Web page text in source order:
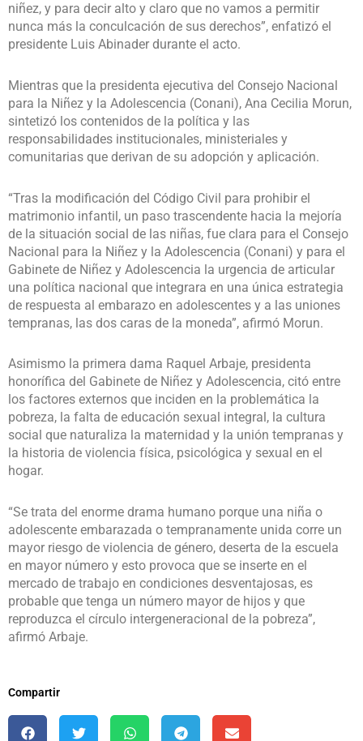
niñez, y para decir alto y claro que no vamos a permitir
nunca más la conculcación de sus derechos”, enfatizó el
presidente Luis Abinader durante el acto.
Mientras que la presidenta ejecutiva del Consejo Nacional
para la Niñez y la Adolescencia (Conani), Ana Cecilia Morun,
sintetizó los contenidos de la política y las
responsabilidades institucionales, ministeriales y
comunitarias que derivan de su adopción y aplicación.
“Tras la modificación del Código Civil para prohibir el
matrimonio infantil, un paso trascendente hacia la mejoría
de la situación social de las niñas, fue clara para el Consejo
Nacional para la Niñez y la Adolescencia (Conani) y para el
Gabinete de Niñez y Adolescencia la urgencia de articular
una política nacional que integrara en una única estrategia
de respuesta al embarazo en adolescentes y a las uniones
tempranas, las dos caras de la moneda”, afirmó Morun.
Asimismo la primera dama Raquel Arbaje, presidenta
honorífica del Gabinete de Niñez y Adolescencia, citó entre
los factores externos que inciden en la problemática la
pobreza, la falta de educación sexual integral, la cultura
social que naturaliza la maternidad y la unión tempranas y
la historia de violencia física, psicológica y sexual en el
hogar.
“Se trata del enorme drama humano porque una niña o
adolescente embarazada o tempranamente unida corre un
mayor riesgo de violencia de género, deserta de la escuela
en mayor número y esto provoca que se inserte en el
mercado de trabajo en condiciones desventajosas, es
probable que tenga un número mayor de hijos y que
reproduzca el círculo intergeneracional de la pobreza”,
afirmó Arbaje.
Compartir